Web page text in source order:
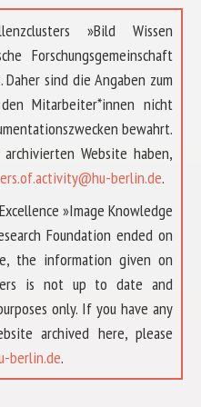
»Bild Wissen
Forschungsgemeinschaft
sind die Angaben zum
Mitarbeiter*innen nicht
bewahrt.
Website haben,
berlin.de.
»Image Knowledge
Foundation ended on
the information given on
is not up to date and
only. If you have any
archived here, please
berlin.de.